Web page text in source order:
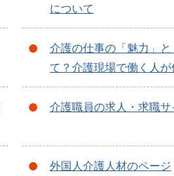
について
介護の仕事の「魅力」と
て？介護現場で働く人が
介護職員の求人・求職サ
外国人介護人材のページ